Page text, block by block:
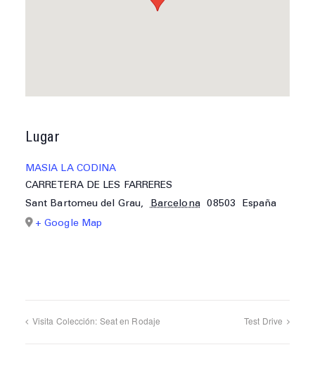
Lugar
MASIA LA CODINA
CARRETERA DE LES FARRERES
Sant Bartomeu del Grau, Barcelona 08503
España
+ Google Map
Visita Colección: Seat en Rodaje Test Drive